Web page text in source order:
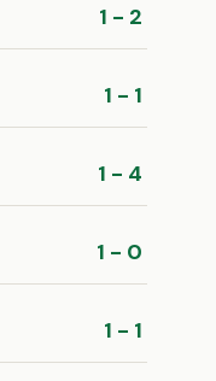
1 - 2
1 - 1
1 - 4
1 - 0
1 - 1